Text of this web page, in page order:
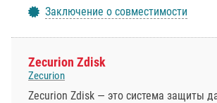
Заключение о совместимости
Zecurion Zdisk
Zecurion
Zecurion Zdisk — это система защиты